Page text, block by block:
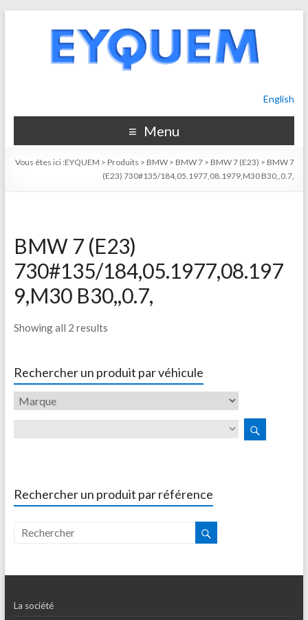
English
Menu
Vous êtes ici :EYQUEM > Produits > BMW > BMW 7 > BMW 7 (E23) > BMW 7
(E23) 730#135/184,05.1977,08.1979,M30 B30,,0.7,
BMW 7 (E23)
730#135/184,05.1977,08.197
9,M30 B30,,0.7,
Showing all 2 results
Rechercher un produit par véhicule
Rechercher un produit par référence
La société